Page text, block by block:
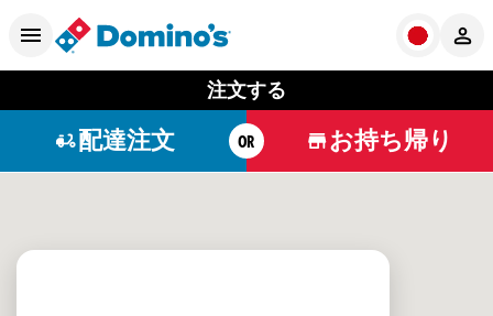
注文する
配達注文 OR お持ち帰り